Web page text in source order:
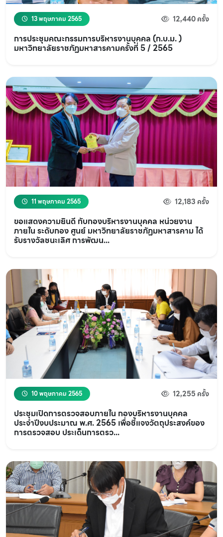
13 พฤษภาคม 2565 12,440 ครั้ง
การประชุมคณะกรรมการบริหารงานบุคคล (ก.บ.ม. )
มหาวิทยาลัยราชภัฏมหาสารคามครั้งที่ 5 / 2565
11 พฤษภาคม 2565 12,183 ครั้ง
ขอแสดงความยินดี กับกองบริหารงานบุคคล หน่วยงาน
ภายใน ระดับกอง ศูนย์ มหาวิทยาลัยราชภัฏมหาสารคาม ได้
รับรางวัลชนะเลิศ การพัฒน...
10 พฤษภาคม 2565 12,255 ครั้ง
ประชุมเปิดการตรวจสอบภายใน กองบริหารงานบุคคล
ประจำปีงบประมาณ พ.ศ. 2565 เพื่อชี้แจงวัตถุประสงค์ของ
การตรวจสอบ ประเด็นการตรว...